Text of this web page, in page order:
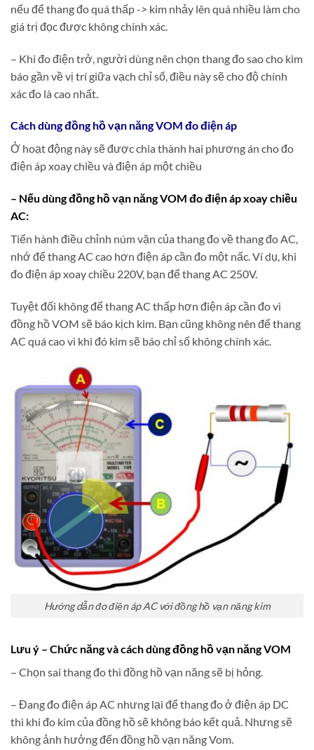
nếu để thang đo quá thấp -> kim nhảy lên quá nhiều làm cho
giá trị đọc được không chính xác.
– Khi đo điện trở, người dùng nên chọn thang đo sao cho kim
báo gần về vị trí giữa vạch chỉ số, điều này sẽ cho độ chính
xác đo là cao nhất.
Cách dùng đồng hồ vạn năng VOM đo điện áp
Ở hoạt động này sẽ được chia thành hai phương án cho đo
điện áp xoay chiều và điện áp một chiều
– Nếu dùng đồng hồ vạn năng VOM đo điện áp xoay chiều
AC:
Tiến hành điều chỉnh núm vặn của thang đo về thang đo AC,
nhớ để thang AC cao hơn điện áp cần đo một nấc. Ví dụ, khi
đo điện áp xoay chiều 220V, bạn để thang AC 250V.
Tuyệt đối không để thang AC thấp hơn điện áp cần đo vì
đồng hồ VOM sẽ báo kịch kim. Bạn cũng không nên để thang
AC quá cao vì khi đó kim sẽ báo chỉ số không chính xác.
Hướng dẫn đo điện áp AC với đồng hồ vạn năng kim
Lưu ý – Chức năng và cách dùng đồng hồ vạn năng VOM
– Chọn sai thang đo thì đồng hồ vạn năng sẽ bị hỏng.
– Đang đo điện áp AC nhưng lại để thang đo ở điện áp DC
thì khi đo kim của đồng hồ sẽ không báo kết quả. Nhưng sẽ
không ảnh hưởng đến đồng hồ vạn năng Vom.